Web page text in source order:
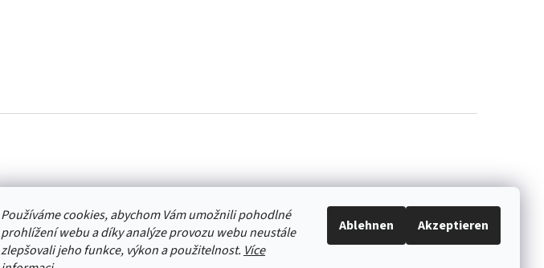
Používáme cookies, abychom Vám umožnili pohodlné
prohlížení webu a díky analýze provozu webu neustále
zlepšovali jeho funkce, výkon a použitelnost. Více
Ablehnen Akzeptieren